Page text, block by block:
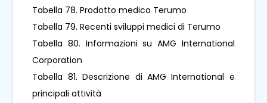
Tabella 78. Prodotto medico Terumo
Tabella 79. Recenti sviluppi medici di Terumo
Tabella 80. Informazioni su AMG International
Corporation
Tabella 81. Descrizione di AMG International e
principali attività